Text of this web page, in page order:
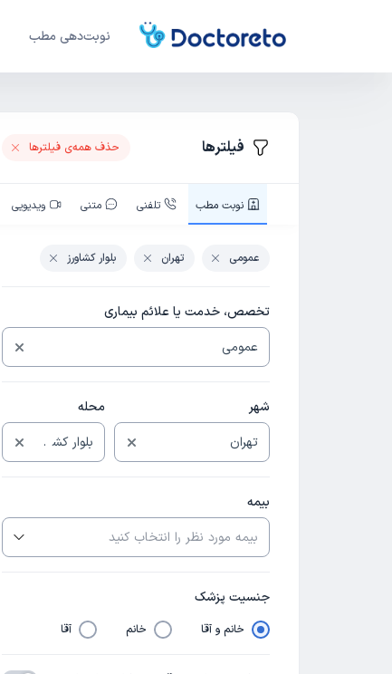
نوبت‌دهی مطب
فیلترها حذف همه‌ی فیلتر‌ها
نوبت‌ مطب تلفنی متنی ویدیویی
عمومی تهران بلوار کشاورز
تخصص، خدمت یا علائم بیماری
شهر محله
بیمه
جنسیت پزشک
خانم و آقا خانم آقا